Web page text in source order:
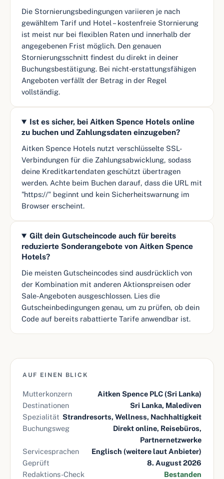
Die Stornierungsbedingungen variieren je nach
gewähltem Tarif und Hotel – kostenfreie Stornierung
ist meist nur bei flexiblen Raten und innerhalb der
angegebenen Frist möglich. Den genauen
Stornierungsschnitt findest du direkt in deiner
Buchungsbestätigung. Bei nicht-erstattungsfähigen
Angeboten verfällt der Betrag in der Regel
vollständig.
Ist es sicher, bei Aitken Spence Hotels online
zu buchen und Zahlungsdaten einzugeben?
Aitken Spence Hotels nutzt verschlüsselte SSL-
Verbindungen für die Zahlungsabwicklung, sodass
deine Kreditkartendaten geschützt übertragen
werden. Achte beim Buchen darauf, dass die URL mit
"https://" beginnt und kein Sicherheitswarnung im
Browser erscheint.
Gilt dein Gutscheincode auch für bereits
reduzierte Sonderangebote von Aitken Spence
Hotels?
Die meisten Gutscheincodes sind ausdrücklich von
der Kombination mit anderen Aktionspreisen oder
Sale-Angeboten ausgeschlossen. Lies die
Gutscheinbedingungen genau, um zu prüfen, ob dein
Code auf bereits rabattierte Tarife anwendbar ist.
AUF EINEN BLICK
Mutterkonzern
Aitken Spence PLC (Sri Lanka)
Destinationen
Sri Lanka, Malediven
Spezialität Strandresorts, Wellness, Nachhaltigkeit
Buchungsweg
Direkt online, Reisebüros,
Partnernetzwerke
Servicesprachen
Englisch (weitere laut Anbieter)
Geprüft
8. August 2026
Redaktions-Check
Bestanden